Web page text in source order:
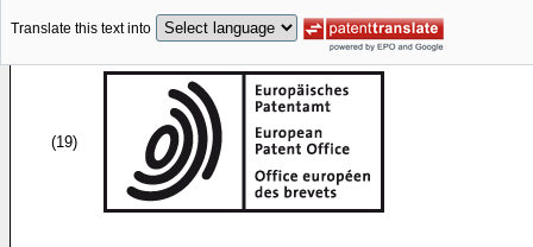
Translate this text into
(19)